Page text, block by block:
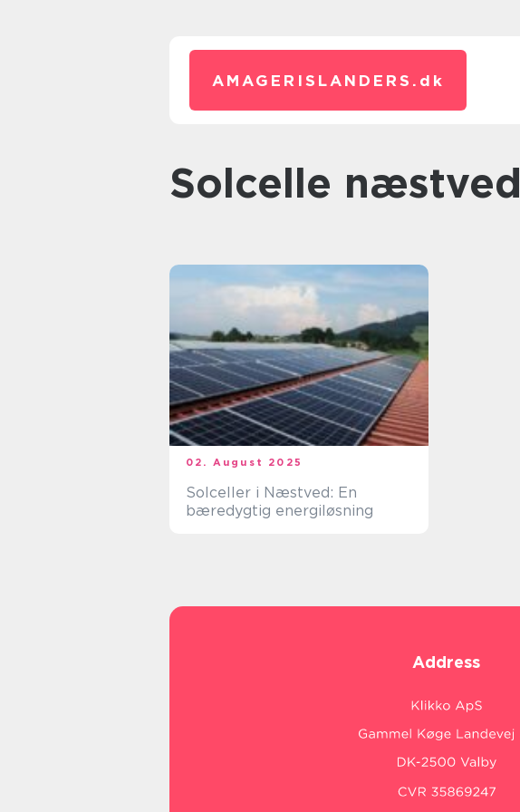
AMAGERISLANDERS. dk
solcelle næstved
02. August 2025
Solceller i Næstved: En
bæredygtig energiløsning
Address